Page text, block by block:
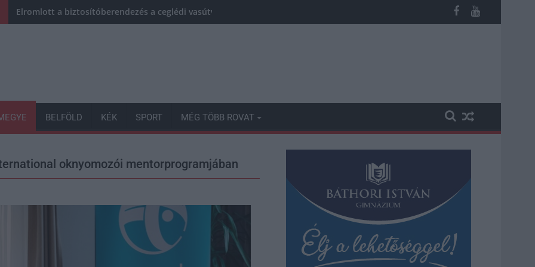
Elromlott a biztosítóberendezés a ceglédi vasútvonalon, alapos késések alakultak ki a menetrendhez képest, kimaradás is
BELFÖLD KÉK SPORT MÉG TÖBB ROVAT
oknyomozói mentorprogramjában